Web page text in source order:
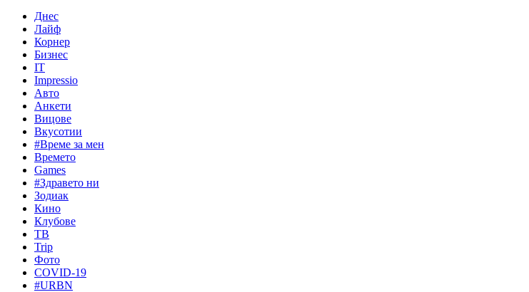
Днес
Лайф
Корнер
Бизнес
IT
Impressio
Авто
Анкети
Вицове
Вкусотии
#Време за мен
Времето
Games
#Здравето ни
Зодиак
Кино
Клубове
ТВ
Trip
Фото
COVID-19
#URBN